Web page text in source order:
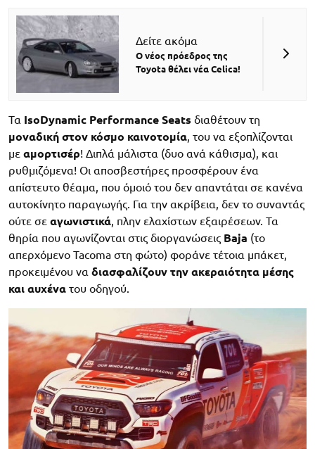
Δείτε ακόμα
Ο νέος πρόεδρος της
Toyota θέλει νέα Celica!
Τα IsoDynamic Performance Seats διαθέτουν τη
μοναδική στον κόσμο καινοτομία , του να εξοπλίζονται
με αμορτισέρ! Διπλά μάλιστα (δυο ανά κάθισμα), και
ρυθμιζόμενα! Οι αποσβεστήρες προσφέρουν ένα
απίστευτο θέαμα, που όμοιό του δεν απαντάται σε κανένα
αυτοκίνητο παραγωγής. Για την ακρίβεια, δεν το συναντάς
ούτε σε αγωνιστικά , πλην ελαχίστων εξαιρέσεων. Τα
θηρία που αγωνίζονται στις διοργανώσεις Baja (το
απερχόμενο Tacoma στη φώτο) φοράνε τέτοια μπάκετ,
προκειμένου να διασφαλίζουν την ακεραιότητα μέσης
και αυχένα του οδηγού.